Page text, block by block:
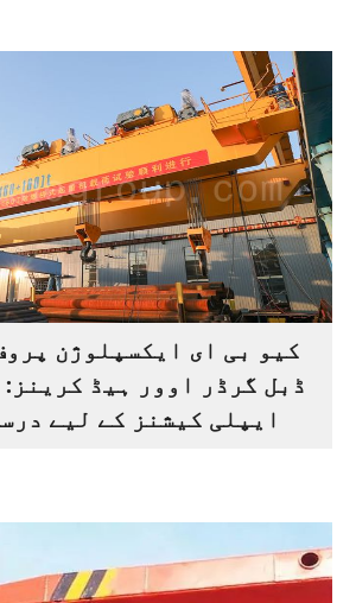
کیو بی ای ایکسپلوژن
ڈبل گرڈر اوور ہیڈ
ایپلی کیشنز کے لیے